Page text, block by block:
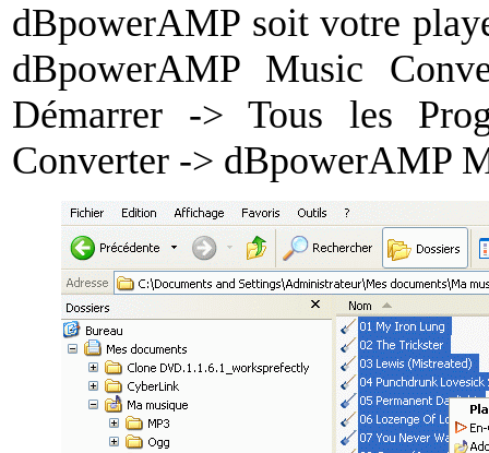
dBpowerAMP soit votre
dBpowerAMP Music
Démarrer -> Tous les
Converter -> dBpowerAMP